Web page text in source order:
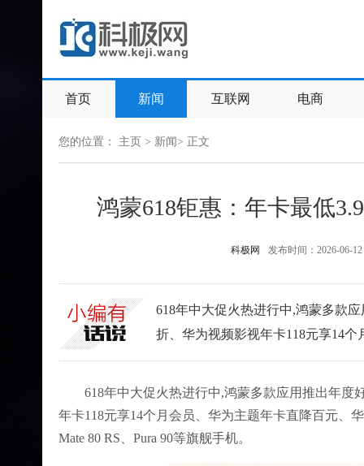
首页 新闻 互联网 电商
您的位置： 主页 > 新闻> 正文
鸿蒙618钜惠：年卡最低
科极网 发布时间：2026-06-12
618年中大促火热进行中,鸿蒙多款
折、华为视频影视年卡118元享14
618年中大促火热进行中,鸿蒙多款应用推出年度
年卡118元享14个月会员、华为主题年卡直降百元、
Mate 80 RS、Pura 90等旗舰手机。